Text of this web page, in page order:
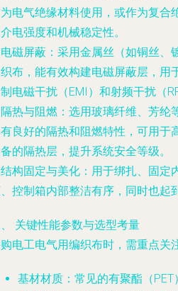
电气绝缘材料使用，或作为复合
电强度和机械稳定性。
电磁屏蔽 ：采用金属丝（如铜丝
布，能有效构建电磁屏蔽层，用
电磁干扰（EMI）和射频干扰（
隔热与阻燃 ：选用玻璃纤维、芳
良好的隔热和阻燃特性，可用于
的隔热层，提升系统安全等级。
结构固定与美化 ：用于绑扎、固
控制箱内部整洁有序，同时也起
关键性能参数与选型考量
电工电气用编织布时，需重点关
基材材质 ：常见的有聚酯（